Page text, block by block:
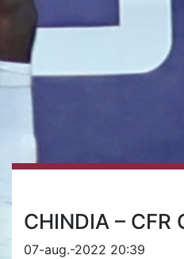
CHINDIA – CFR
07-aug.-2022 20:39